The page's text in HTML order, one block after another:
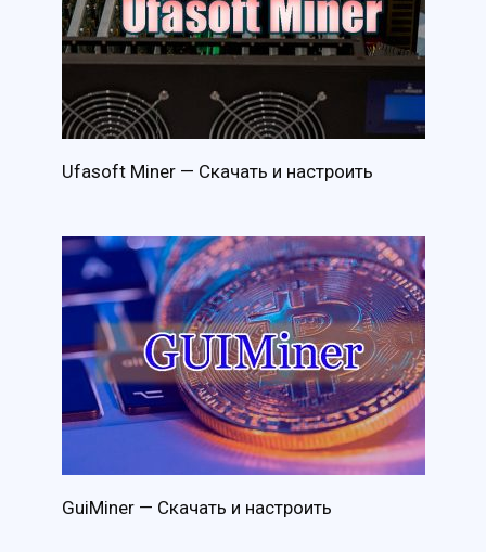
Ufasoft Miner — Скачать и настроить
GuiMiner — Скачать и настроить